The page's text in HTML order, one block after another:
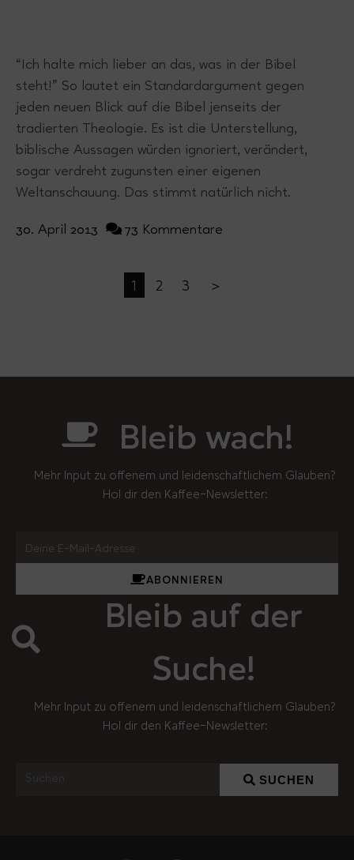
“Ich halte mich lieber an das, was in der Bibel
steht!” So lautet ein Standardargument gegen
jeden neuen Blick auf die Bibel jenseits der
tradierten Theologie. Es ist die Unterstellung,
biblische Aussagen würden ignoriert, verändert,
sogar verdreht zugunsten einer eigenen
Weltanschauung. Das stimmt natürlich nicht.
30. April 2013 73 Kommentare
1 2 3 ＞
Bleib wach!
Mehr Input zu offenem und leidenschaftlichem Glauben?
Hol dir den Kaffee-Newsletter:
ABONNIEREN
Bleib auf der
Suche!
Mehr Input zu offenem und leidenschaftlichem Glauben?
Hol dir den Kaffee-Newsletter:
SUCHEN